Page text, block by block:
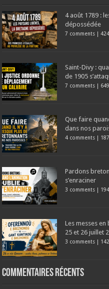
4 août 1789 :
dépossédée
7 comments |
Saint-Divy :
de 1905
7 comments |
Que faire
dans nos
4 comments |
Pardons
s’enraciner
3 comments |
Les messes
25 et 26 juillet
3 comments |
Commentaires récents